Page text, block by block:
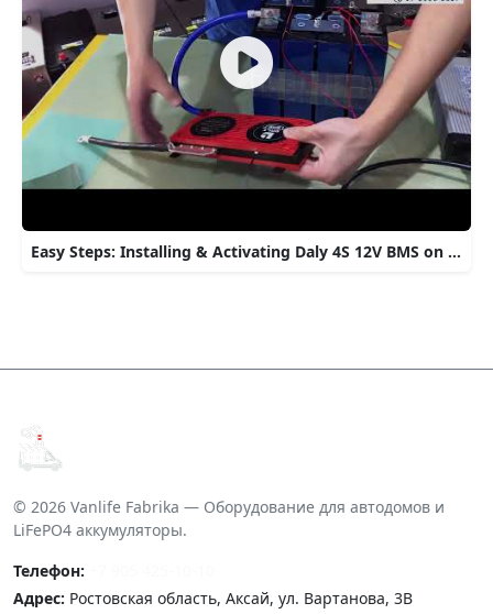
Easy Steps: Installing & Activating Daly 4S 12V BMS on LiFePO4 Cells
© 2026 Vanlife Fabrika — Оборудование для автодомов и
LiFePO4 аккумуляторы.
Телефон:
Адрес: Ростовская область, Аксай, ул. Вартанова, 3В